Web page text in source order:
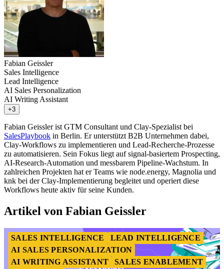
Fabian Geissler
Sales Intelligence
Lead Intelligence
AI Sales Personalization
AI Writing Assistant
+3
Fabian Geissler ist GTM Consultant und Clay-Spezialist bei
SalesPlaybook in Berlin. Er unterstützt B2B Unternehmen dabei,
Clay-Workflows zu implementieren und Lead-Recherche-Prozesse
zu automatisieren. Sein Fokus liegt auf signal-basiertem Prospecting,
AI-Research-Automation und messbarem Pipeline-Wachstum. In
zahlreichen Projekten hat er Teams wie node.energy, Magnolia und
knk bei der Clay-Implementierung begleitet und operiert diese
Workflows heute aktiv für seine Kunden.
Artikel von Fabian Geissler
SALES INTELLIGENCE
LEAD INTELLIGENCE
AI SALES PERSONALIZATION
AI WRITING ASSISTANT
SALES ENABLEMENT